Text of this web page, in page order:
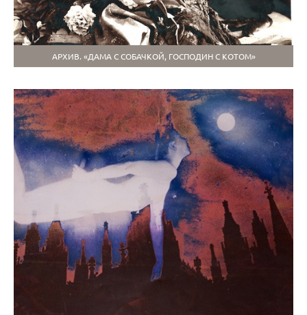
АРХИВ. «ДАМА С СОБАЧКОЙ, ГОСПОДИН С КОТОМ»